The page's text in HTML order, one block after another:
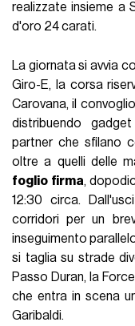
realizzate insieme a
d'oro 24 carati.
La giornata si avvia
Giro-E, la corsa
Carovana, il
distribuendo
partner che sfilano
oltre a quelli delle
foglio firma,
12:30 circa.
corridori per un
inseguimento
si taglia su strade
Passo Duran, la
che entra in scena
Garibaldi.